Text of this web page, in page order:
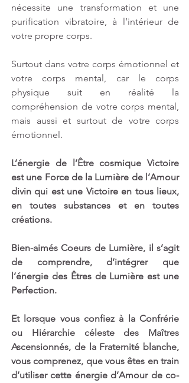
nécessite une transformation et une
purification vibratoire, à l’intérieur de
votre propre corps.
Surtout dans votre corps émotionnel et
votre corps mental, car le corps
physique suit en réalité la
compréhension de votre corps mental,
mais aussi et surtout de votre corps
émotionnel.
L’énergie de l’Être cosmique Victoire
est une Force de la Lumière de l’Amour
divin qui est une Victoire en tous lieux,
en toutes substances et en toutes
créations.
Bien-aimés Coeurs de Lumière, il s’agit
de comprendre, d’intégrer que
l’énergie des Êtres de Lumière est une
Perfection.
Et lorsque vous confiez à la Confrérie
ou Hiérarchie céleste des Maîtres
Ascensionnés, de la Fraternité blanche,
vous comprenez, que vous êtes en train
d’utiliser cette énergie d’Amour de co-